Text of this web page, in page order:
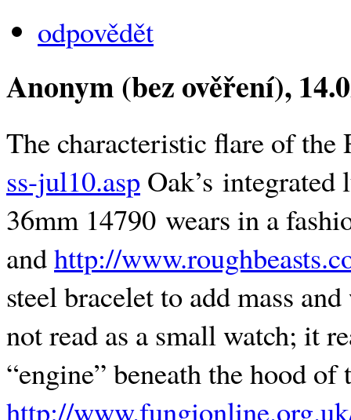
odpovědět
Anonym (bez ověření),
The characteristic flare of the
ss-jul10.asp Oak’s integrated
36mm 14790 wears in a
andhttp://
steel bracelet to add mass
not read as a small watch; it
“engine” beneath the hood
http://